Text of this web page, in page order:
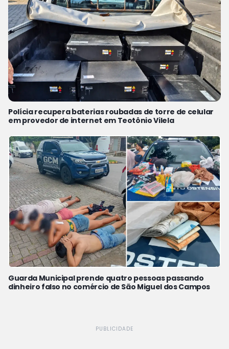
Polícia recupera baterias roubadas de torre de celular
em provedor de internet em Teotônio Vilela
Guarda Municipal prende quatro pessoas passando
dinheiro falso no comércio de São Miguel dos Campos
PUBLICIDADE